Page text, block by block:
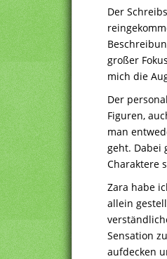
Der
großer
mich die
Der
Figuren,
man
geht. Dabei
Charaktere
Zara habe
allein
Sensation
aufdecken